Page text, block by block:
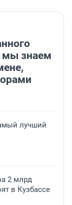
мы знаем
лучший
2 млрд
в Кузбассе